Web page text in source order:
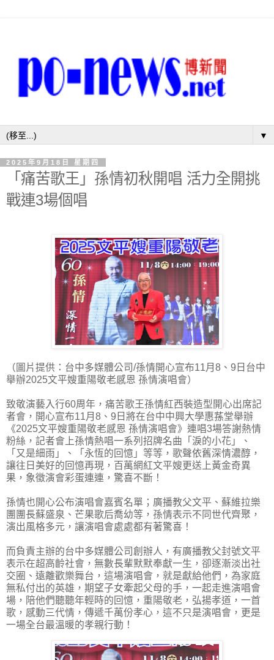
▼
2025年9月18日 星期四
「痛苦歌王」孫情初秋開唱 活力全開挑
戰連3場個唱
（圖片提供：台中多媒體公司/孫情開心宣布11月8、9日台中
舉辦2025文平嫂重陽敬老感恩 孫情演唱會）
致敬演藝入行60周年，痛苦歌王孫情紅西裝造型開心出席記
者會，開心宣布11月8、9日將在台中中興大學惠蓀堂舉辦
《2025文平嫂重陽敬老感恩 孫情演唱會》連唱3場答謝熱情
粉絲，記者會上孫情熱唱一系列招牌名曲「淚的小花」、
「又是細雨」、「永恆的回憶」等等，歌聲依舊深情濃醇，
讓往日美好的回憶再現，百萬網紅文平嫂更送上黃金奇異
果，象徵演會彩蛋連連，驚喜不斷！
孫情也開心公布演唱會嘉賓名單；廣播教父文平、蘇維拉樂
團團長蘇盛泉、芒果歌后喬幼等，孫情表示不同世代齊聚，
演出風格多元，讓演唱會處處都有著驚喜！
而負責主辦的台中多媒體公司創辦人，有廣播教父封號文平
表示在超高齡社會，無數長輩默默奉獻一生，卻逐漸淡出社
交圈、遠離歡樂舞台，這場演唱會，就是獻給他們，為家庭
無私付出的英雄，期望子女牽起父母的手，一起走進演唱會
場，陪他們聽聽年輕時的回憶，重陽敬老，弘揚孝道，一首
歌，感動三代情，傳遞千萬份孝心，這不只是演唱會，更是
一場全台最溫暖的孝親行動！